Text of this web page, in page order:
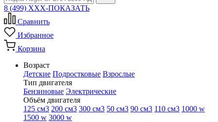
8 (499) XXX-ПОКАЗАТЬ
Сравнить
Избранное
Корзина
Возраст
Детские Подростковые Взрослые
Тип двигателя
Бензиновые Электрические
Объём двигателя
125 см3 200 см3 300 см3 50 см3 90 см3 110 см3 1000 w
1500 w 3000 w